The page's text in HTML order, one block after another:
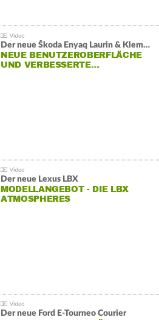
Der neue Škoda Enyaq Laurin & Klement
NEUE BENUTZEROBERFLÄCHE
UND VERBESSERTE…
Der neue Lexus LBX
MODELLANGEBOT - DIE LBX
ATMOSPHERES
Der neue Ford E-Tourneo Courier